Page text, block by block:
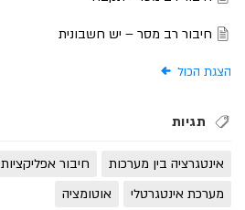
חיבור רב מסר – יש חשבונית
הצגת הכול
תגיות
אינטגרציה בין מערכות חיבור אפליקציות
מערכת אינטגרטלי
אוטומציה